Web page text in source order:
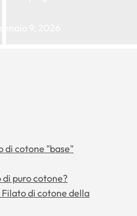
9, 2026
di cotone "base"
puro cotone?
di cotone della